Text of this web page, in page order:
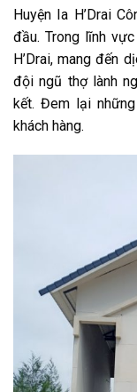
Huyện Ia H’Drai
đầu. Trong lĩnh
H’Drai, mang đến
đội ngũ thợ lành
kết. Đem lại
khách hàng.